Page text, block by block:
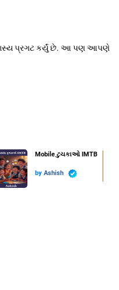
હાસ્ય પ્રગટ કર્યું છે. આ પણ આપણે
Mobile ટુચકાઓ IMTB
by Ashish